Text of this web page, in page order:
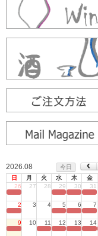
2026.08
今日
日
月 火 水 木 金
26
27 28 29 30 31
2 3 4 5 6 7
9 10 11 12 13 14